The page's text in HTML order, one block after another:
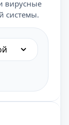
вирусные
системы.